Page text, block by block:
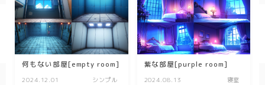
何もない部屋[empty room]
2024.12.01 シンプル
紫な部屋[purple room]
2024.08.13 寝室